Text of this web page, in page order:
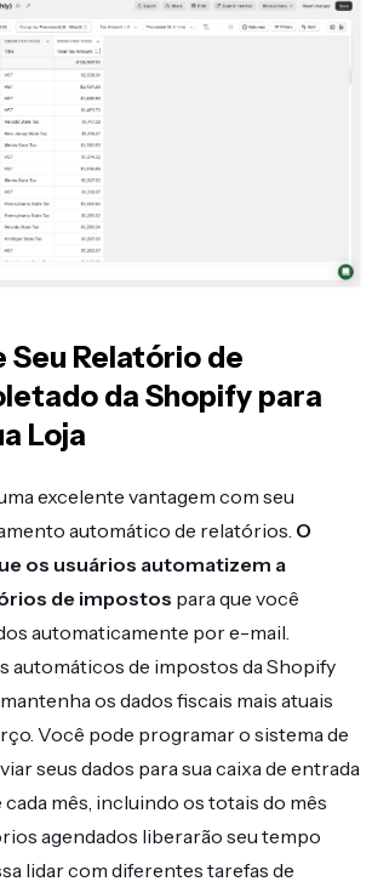
Relatório de
da Shopify para
Loja
excelente vantagem com seu
automático de relatórios. O
os usuários automatizem a
de impostos para que você
automaticamente por e-mail.
automáticos de impostos da Shopify
os dados fiscais mais atuais
Você pode programar o sistema de
seus dados para sua caixa de entrada
mês, incluindo os totais do mês
agendados liberarão seu tempo
lidar com diferentes tarefas de